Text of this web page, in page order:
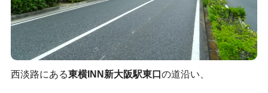
西淡路にある東横INN新大阪駅東口 の道沿い、